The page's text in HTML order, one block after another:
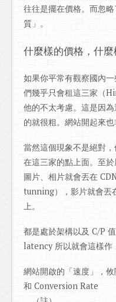
往往是擺在價格。而忽
質」。
什麼樣的價格，什
如果你平常有觀察國內
們幾乎只會租這三家（
他的不太考慮。這是因
的就很粗。網站開起來也
當然這個現象不是絕對
在這三家的點上面。至
圖片、相片就會丟在
tunning），影片就會丟
上。
都是處於架構以及 C/P
latency 所以就會這樣作
網站開啟的「速度」，
和 Conversion Rate